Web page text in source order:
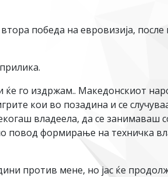
победа на евровизија,
го издржам.. Македонскиот
кои во позадина и се
владеела, да се занимаваш
повод формирање на техничка
против мене, но јас ќе